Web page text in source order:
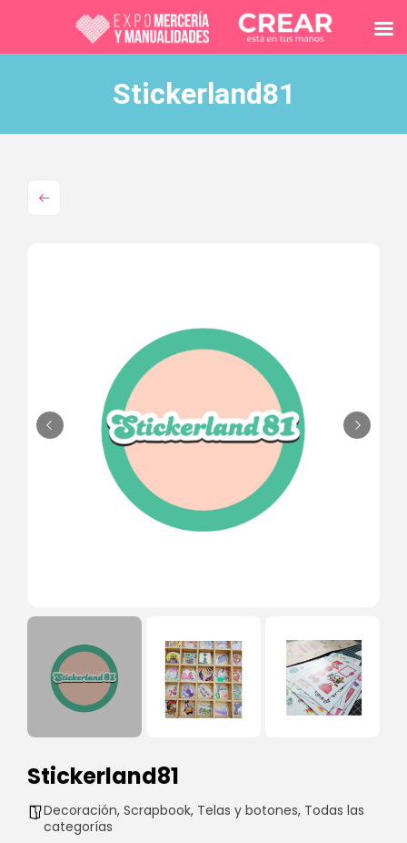
Stickerland81
Stickerland81
Decoración, Scrapbook, Telas y botones, Todas las
categorías